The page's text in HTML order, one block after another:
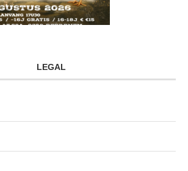
LEGAL